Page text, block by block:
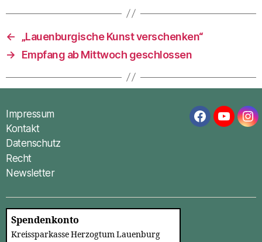
←
„Lauenburgische Kunst verschenken“
→
Empfang ab Mittwoch geschlossen
Impressum
Kontakt
Datenschutz
Recht
Newsletter
Facebook
Spendenkonto
Kreissparkasse Herzogtum Lauenburg